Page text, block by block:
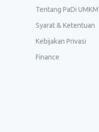
Tentang PaDi UMKM
Syarat & Ketentuan
Kebijakan Privasi
Finance